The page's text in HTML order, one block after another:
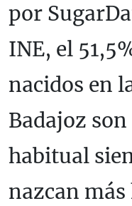
por
INE, el
nacidos en
Badajoz
habitual
nazcan